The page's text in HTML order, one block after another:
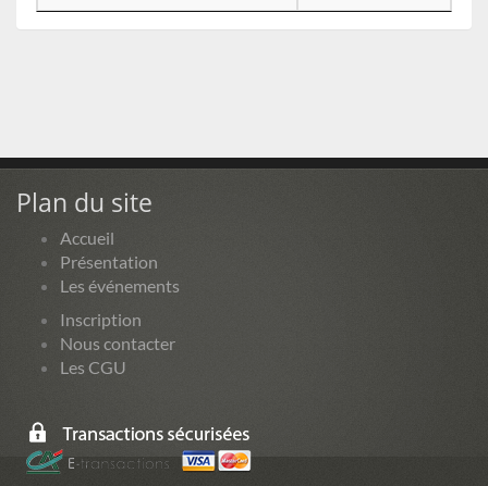
Plan du site
Accueil
Présentation
Les événements
Inscription
Nous contacter
Les CGU